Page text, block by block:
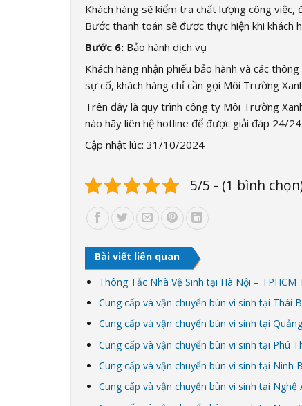
Khách hàng sẽ kiểm tra chất lượng công
Bước thanh toán sẽ được thực hiện khi khách
Bước 6: Bảo hành dịch vụ
Khách hàng nhận phiếu bảo hành và các
sự cố, khách hàng chỉ cần gọi Môi Trường
Trên đây là quy trình công ty Môi Trường
nào hãy liên hệ hotline để được giải đáp 24/24.
Cập nhật lúc: 31/10/2024
5/5 - (1 bình
Bài viết liên quan
Thông Tắc Nhà Vệ Sinh tại Hà Nội – TPHCM
Cung cấp và vận chuyển bùn vi sinh tại Thái
Cung cấp và vận chuyển bùn vi sinh tại
Cung cấp và vận chuyển bùn vi sinh tại Phú
Cung cấp và vận chuyển bùn vi sinh tại Ninh
Cung cấp và vận chuyển bùn vi sinh tại Nghệ